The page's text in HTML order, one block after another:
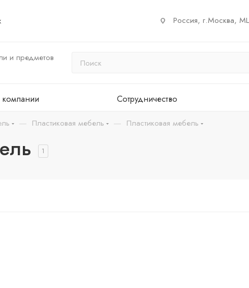
Россия, г.Москва,
и предметов
Сотрудничество
— Пластиковая мебель — Пластиковая мебель
1